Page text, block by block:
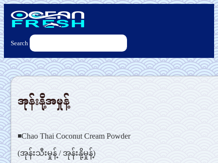
Search
အုန်းနို့အမှုန့်
◾Chao Thai Coconut Cream Powder
(အုန်းသီးမှုန့် / အုန်းနို့မှုန့်)